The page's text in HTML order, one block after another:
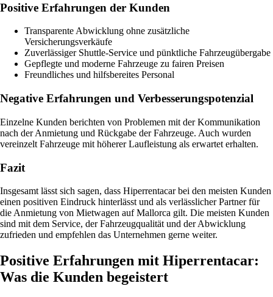
Positive Erfahrungen der Kunden
Transparente Abwicklung ohne zusätzliche
Versicherungsverkäufe
Zuverlässiger Shuttle-Service und pünktliche Fahrzeugübergabe
Gepflegte und moderne Fahrzeuge zu fairen Preisen
Freundliches und hilfsbereites Personal
Negative Erfahrungen und Verbesserungspotenzial
Einzelne Kunden berichten von Problemen mit der Kommunikation
nach der Anmietung und Rückgabe der Fahrzeuge. Auch wurden
vereinzelt Fahrzeuge mit höherer Laufleistung als erwartet erhalten.
Fazit
Insgesamt lässt sich sagen, dass Hiperrentacar bei den meisten Kunden
einen positiven Eindruck hinterlässt und als verlässlicher Partner für
die Anmietung von Mietwagen auf Mallorca gilt. Die meisten Kunden
sind mit dem Service, der Fahrzeugqualität und der Abwicklung
zufrieden und empfehlen das Unternehmen gerne weiter.
Positive Erfahrungen mit Hiperrentacar:
Was die Kunden begeistert